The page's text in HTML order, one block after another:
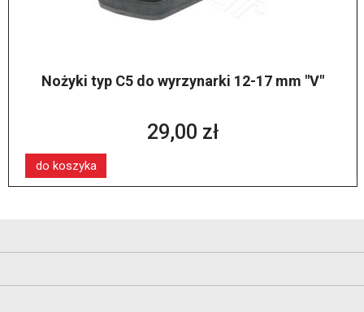
Nożyki typ C5 do wyrzynarki 12-17 mm "V"
29,00 zł
do koszyka